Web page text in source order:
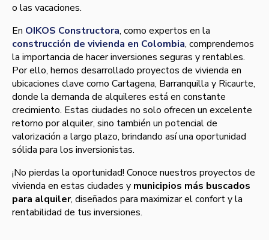
o las vacaciones.
En OIKOS Constructora, como expertos en la
construcción de vivienda en Colombia, comprendemos
la importancia de hacer inversiones seguras y rentables.
Por ello, hemos desarrollado proyectos de vivienda en
ubicaciones clave como Cartagena, Barranquilla y Ricaurte,
donde la demanda de alquileres está en constante
crecimiento. Estas ciudades no solo ofrecen un excelente
retorno por alquiler, sino también un potencial de
valorización a largo plazo, brindando así una oportunidad
sólida para los inversionistas.
¡No pierdas la oportunidad! Conoce nuestros proyectos de
vivienda en estas ciudades y municipios más buscados
para alquiler, diseñados para maximizar el confort y la
rentabilidad de tus inversiones.